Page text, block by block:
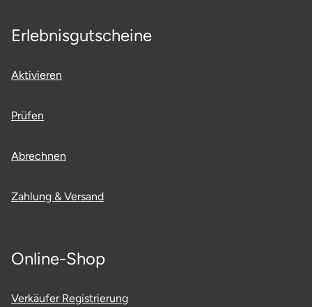
Erlebnisgutscheine
Aktivieren
Prüfen
Abrechnen
Zahlung & Versand
Online-Shop
Verkäufer Registrierung